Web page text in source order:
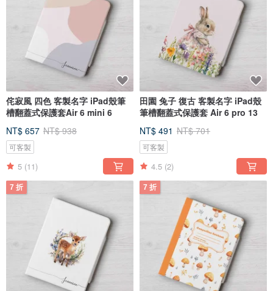
侘寂風 四色 客製名字 iPad殼筆
槽翻蓋式保護套Air 6 mini 6
NT$ 657 NT$ 938
可客製
5 (11)
田園 兔子 復古 客製名字 iPad殼
筆槽翻蓋式保護套 Air 6 pro 13
NT$ 491 NT$ 701
可客製
4.5 (2)
7 折 7 折